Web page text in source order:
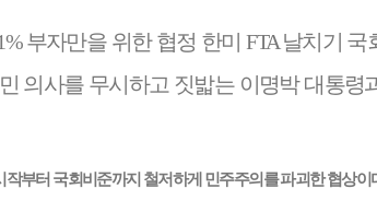
부자만을 위한 협정 한미FTA날치기 국
의사를 무시하고 짓밟는 이명박 대통령
작부터 국회비준까지 철저하게 민주주의를 파괴한 협상이